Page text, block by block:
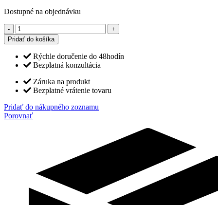
Dostupné na objednávku
množstvo
CONVERTIBLE
NOVELTY
stropno-
podlahová
klimatizácia
5,0
kW
Pridať do košíka
Rýchle doručenie do 48hodín
Bezplatná konzultácia
Záruka na produkt
Bezplatné vrátenie tovaru
Pridať do nákupného zoznamu
Porovnať